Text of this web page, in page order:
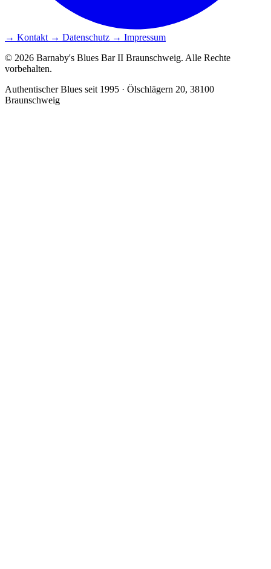
→ Kontakt → Datenschutz → Impressum
© 2026 Barnaby's Blues Bar II Braunschweig. Alle Rechte
vorbehalten.
Authentischer Blues seit 1995 · Ölschlägern 20, 38100
Braunschweig